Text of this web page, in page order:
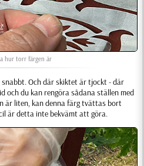
hur torr färgen är
Och där skiktet är tjockt - där
och du kan rengöra sådana ställen med
är liten, kan denna färg tvättas bort
är detta inte bekvämt att göra.